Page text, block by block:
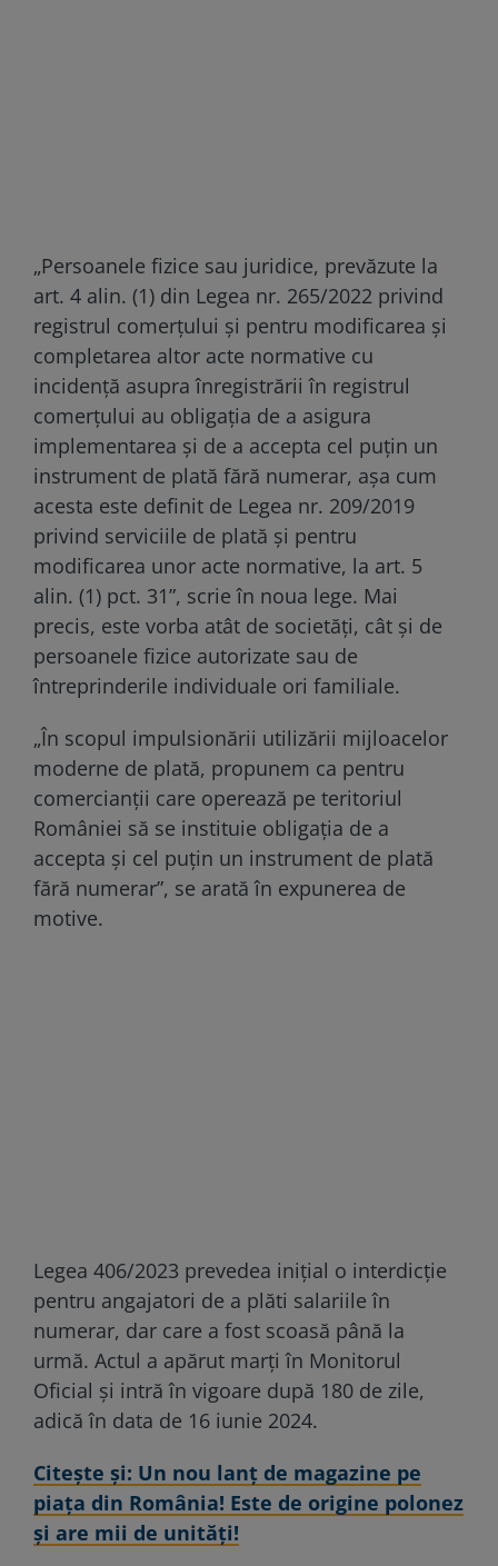
„Persoanele fizice sau juridice, prevăzute la
art. 4 alin. (1) din Legea nr. 265/2022 privind
registrul comerţului şi pentru modificarea şi
completarea altor acte normative cu
incidenţă asupra înregistrării în registrul
comerţului au obligația de a asigura
implementarea și de a accepta cel puțin un
instrument de plată fără numerar, așa cum
acesta este definit de Legea nr. 209/2019
privind serviciile de plată și pentru
modificarea unor acte normative, la art. 5
alin. (1) pct. 31”, scrie în noua lege. Mai
precis, este vorba atât de societăți, cât și de
persoanele fizice autorizate sau de
întreprinderile individuale ori familiale.
„În scopul impulsionării utilizării mijloacelor
moderne de plată, propunem ca pentru
comercianții care operează pe teritoriul
României să se instituie obligația de a
accepta și cel puțin un instrument de plată
fără numerar”, se arată în expunerea de
motive.
Legea 406/2023 prevedea inițial o interdicție
pentru angajatori de a plăti salariile în
numerar, dar care a fost scoasă până la
urmă. Actul a apărut marți în Monitorul
Oficial și intră în vigoare după 180 de zile,
adică în data de 16 iunie 2024.
Citeşte şi: Un nou lanț de magazine pe
piața din România! Este de origine polonez
și are mii de unități!